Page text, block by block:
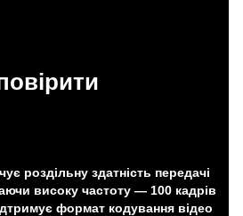
роздільну здатність передачі
високу частоту — 100 кадрів
формат кодування відео